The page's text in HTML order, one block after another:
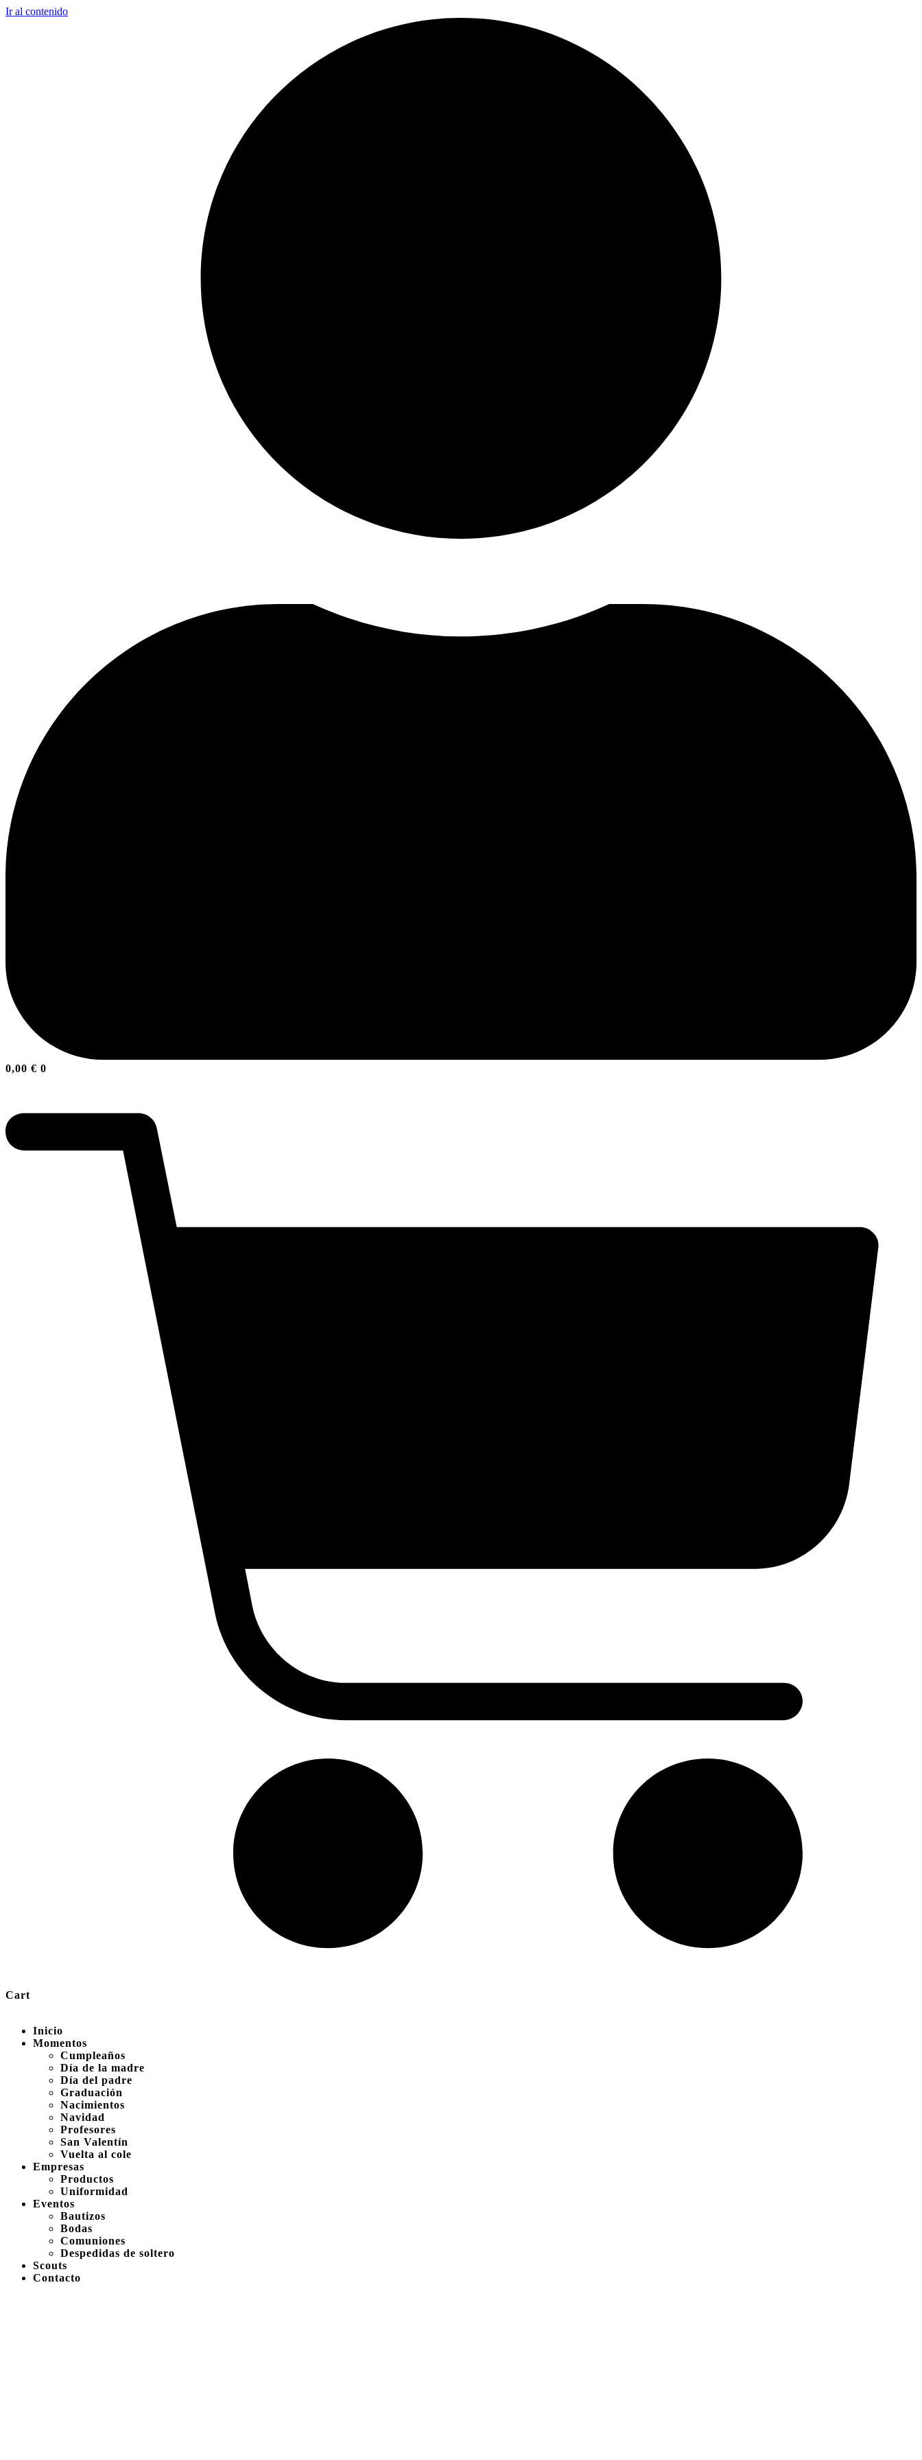
Ir al contenido
0,00 € 0
Cart
Inicio
Momentos
Cumpleaños
Día de la madre
Día del padre
Graduación
Nacimientos
Navidad
Profesores
San Valentín
Vuelta al cole
Empresas
Productos
Uniformidad
Eventos
Bautizos
Bodas
Comuniones
Despedidas de soltero
Scouts
Contacto